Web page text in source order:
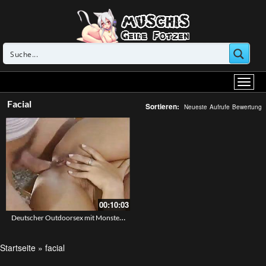
Facial Sortieren: Neueste Aufrufe Bewertung
00:10:03
Deutscher Outdoorsex mit Monstertitten – Der Fremde fickt ihr das geile Arschloch hart durch
Startseite » facial